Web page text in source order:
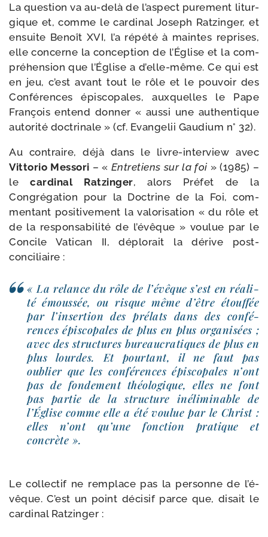
La ques­tion va au-​delà de l’as­pect pure­ment litur­
gique et, comme le car­di­nal Joseph Ratzinger, et
ensuite Benoît XVI, l’a répé­té à maintes reprises,
elle concerne la concep­tion de l’Église et la com­
pré­hen­sion que l’Église a d’elle-​même. Ce qui est
en jeu, c’est avant tout le rôle et le pou­voir des
Conférences épis­co­pales, aux­quelles le Pape
François entend don­ner « aus­si une authen­tique
auto­ri­té doc­tri­nale » (cf. Evangelii Gaudium n° 32).
Au contraire, déjà dans le livre-​interview avec
Vittorio Messori – « Entretiens sur la foi » (1985) –
lecar­di­nal Ratzinger, alors Préfet de la
Congrégation pour la Doctrine de la Foi, com­
men­tant posi­ti­ve­ment la valo­ri­sa­tion « du rôle et
de la res­pon­sa­bi­li­té de l’é­vêque » vou­lue par le
Concile Vatican II, déplo­rait la dérive post-
conciliaire :
« La relance du rôle de l’é­vêque s’est en réa­li­
té émous­sée, ou risque même d’être étouf­fée
par l’in­ser­tion des pré­lats dans des confé­
rences épis­co­pales de plus en plus orga­ni­sées ;
avec des struc­tures bureau­cra­tiques de plus en
plus lourdes. Et pour­tant, il ne faut pas
oublier que les confé­rences épis­co­pales n’ont
pas de fon­de­ment théo­lo­gique, elles ne font
pas par­tie de la struc­ture inéli­mi­nable de
l’Église comme elle a été vou­lue par le Christ :
elles n’ont qu’une fonc­tion pra­tique et
concrète ».
Le col­lec­tif ne rem­place pas la per­sonne de l’é­
vêque. C’est un point déci­sif parce que, disait le
car­di­nal Ratzinger :